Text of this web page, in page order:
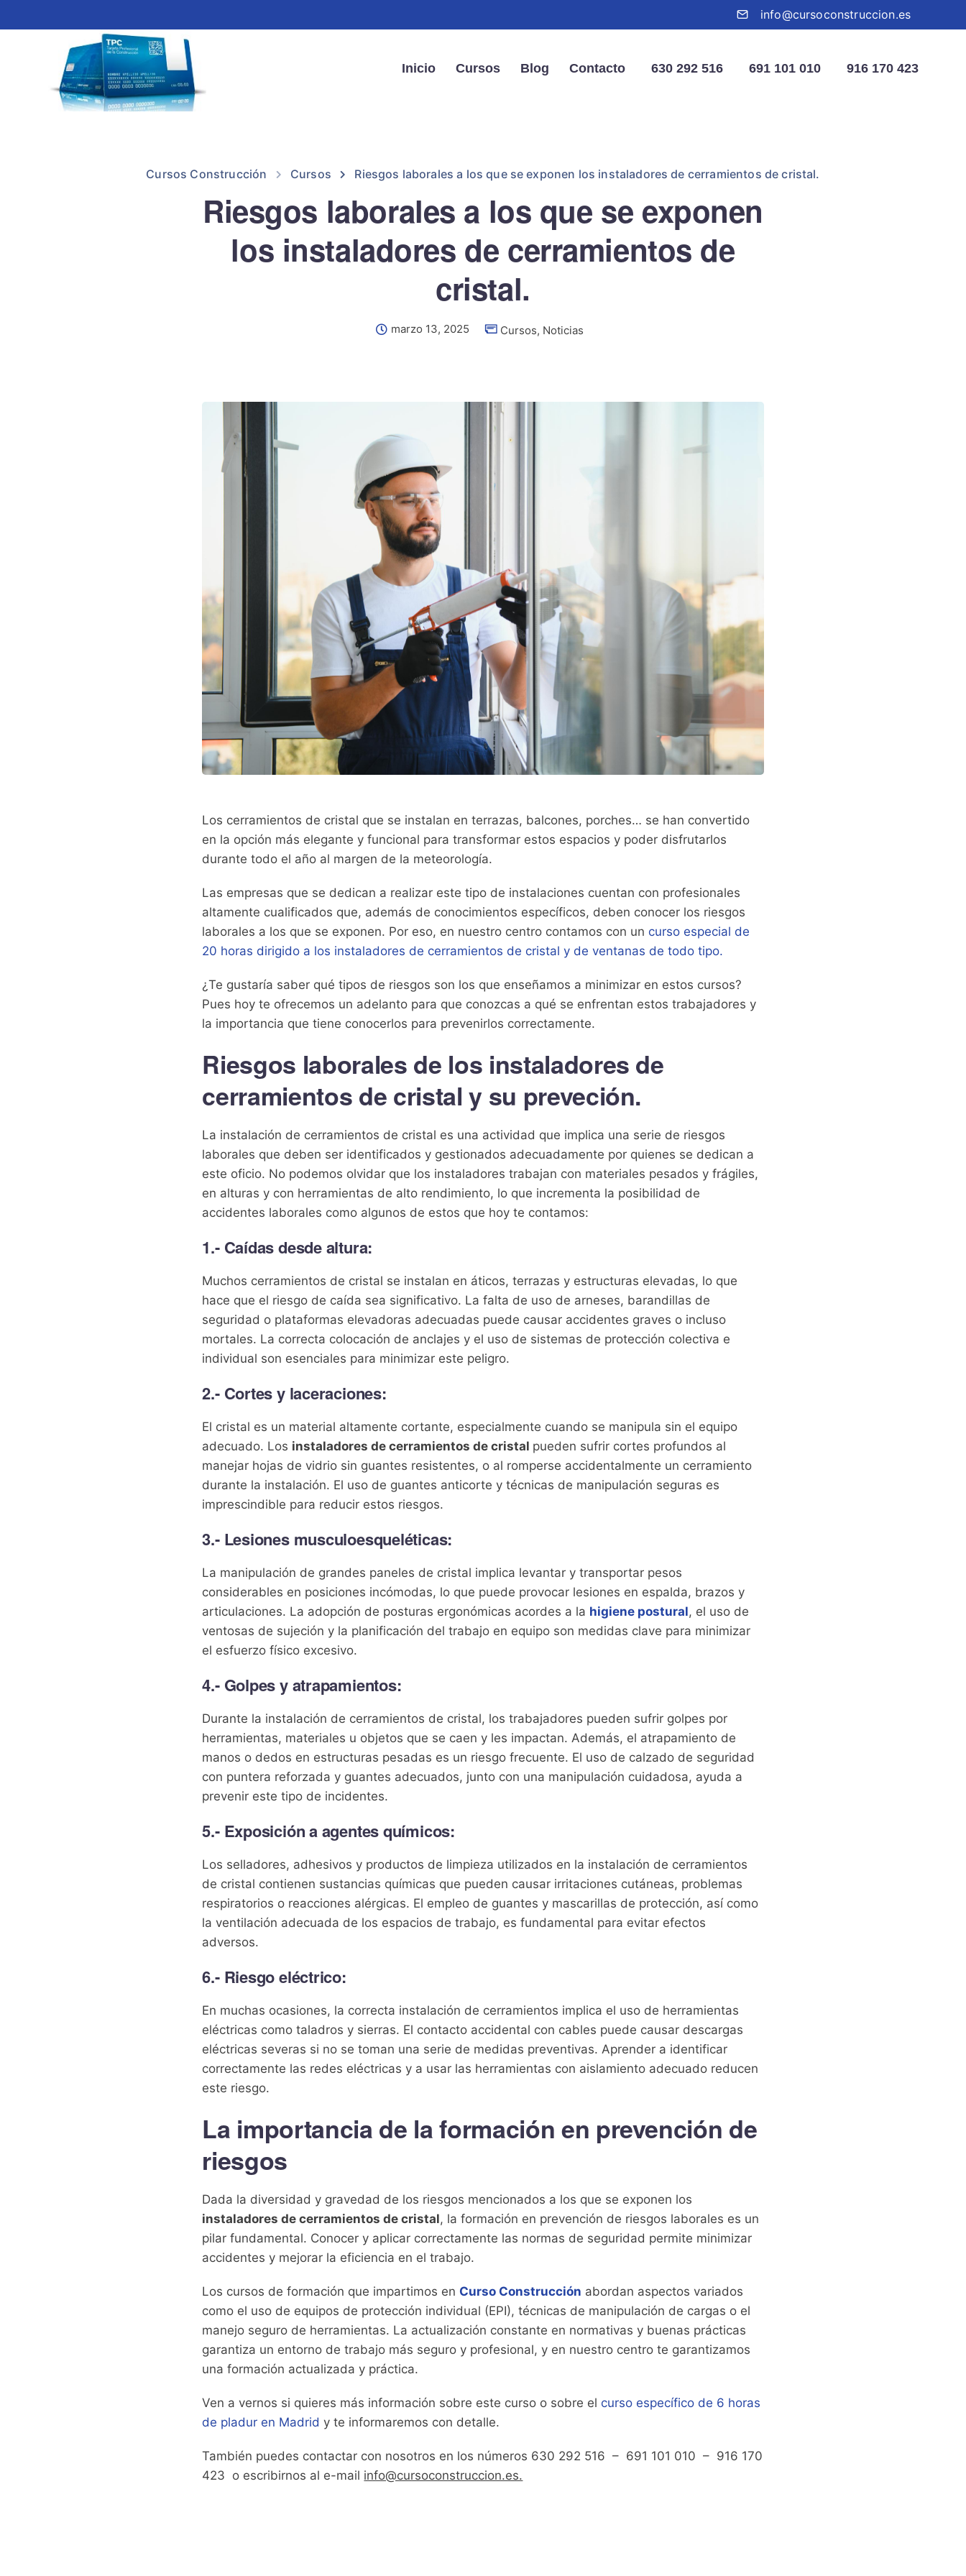
info@cursoconstruccion.es
Inicio Cursos Blog Contacto 630 292 516 691 101 010 916 170 423
Cursos Construcción Cursos Riesgos laborales a los que se exponen los instaladores de cerramientos de cristal.
Riesgos laborales a los que se exponen
los instaladores de cerramientos de
cristal.
marzo 13, 2025 Cursos, Noticias
Los cerramientos de cristal que se instalan en terrazas, balcones, porches… se han convertido
en la opción más elegante y funcional para transformar estos espacios y poder disfrutarlos
durante todo el año al margen de la meteorología.
Las empresas que se dedican a realizar este tipo de instalaciones cuentan con profesionales
altamente cualificados que, además de conocimientos específicos, deben conocer los riesgos
laborales a los que se exponen. Por eso, en nuestro centro contamos con un curso especial de
20 horas dirigido a los instaladores de cerramientos de cristal y de ventanas de todo tipo.
¿Te gustaría saber qué tipos de riesgos son los que enseñamos a minimizar en estos cursos?
Pues hoy te ofrecemos un adelanto para que conozcas a qué se enfrentan estos trabajadores y
la importancia que tiene conocerlos para prevenirlos correctamente.
Riesgos laborales de los instaladores de
cerramientos de cristal y su preveción.
La instalación de cerramientos de cristal es una actividad que implica una serie de riesgos
laborales que deben ser identificados y gestionados adecuadamente por quienes se dedican a
este oficio. No podemos olvidar que los instaladores trabajan con materiales pesados y frágiles,
en alturas y con herramientas de alto rendimiento, lo que incrementa la posibilidad de
accidentes laborales como algunos de estos que hoy te contamos:
1.- Caídas desde altura:
Muchos cerramientos de cristal se instalan en áticos, terrazas y estructuras elevadas, lo que
hace que el riesgo de caída sea significativo. La falta de uso de arneses, barandillas de
seguridad o plataformas elevadoras adecuadas puede causar accidentes graves o incluso
mortales. La correcta colocación de anclajes y el uso de sistemas de protección colectiva e
individual son esenciales para minimizar este peligro.
2.- Cortes y laceraciones:
El cristal es un material altamente cortante, especialmente cuando se manipula sin el equipo
adecuado. Los instaladores de cerramientos de cristal pueden sufrir cortes profundos al
manejar hojas de vidrio sin guantes resistentes, o al romperse accidentalmente un cerramiento
durante la instalación. El uso de guantes anticorte y técnicas de manipulación seguras es
imprescindible para reducir estos riesgos.
3.- Lesiones musculoesqueléticas:
La manipulación de grandes paneles de cristal implica levantar y transportar pesos
considerables en posiciones incómodas, lo que puede provocar lesiones en espalda, brazos y
articulaciones. La adopción de posturas ergonómicas acordes a la higiene postural, el uso de
ventosas de sujeción y la planificación del trabajo en equipo son medidas clave para minimizar
el esfuerzo físico excesivo.
4.- Golpes y atrapamientos:
Durante la instalación de cerramientos de cristal, los trabajadores pueden sufrir golpes por
herramientas, materiales u objetos que se caen y les impactan. Además, el atrapamiento de
manos o dedos en estructuras pesadas es un riesgo frecuente. El uso de calzado de seguridad
con puntera reforzada y guantes adecuados, junto con una manipulación cuidadosa, ayuda a
prevenir este tipo de incidentes.
5.- Exposición a agentes químicos:
Los selladores, adhesivos y productos de limpieza utilizados en la instalación de cerramientos
de cristal contienen sustancias químicas que pueden causar irritaciones cutáneas, problemas
respiratorios o reacciones alérgicas. El empleo de guantes y mascarillas de protección, así como
la ventilación adecuada de los espacios de trabajo, es fundamental para evitar efectos
adversos.
6.- Riesgo eléctrico:
En muchas ocasiones, la correcta instalación de cerramientos implica el uso de herramientas
eléctricas como taladros y sierras. El contacto accidental con cables puede causar descargas
eléctricas severas si no se toman una serie de medidas preventivas. Aprender a identificar
correctamente las redes eléctricas y a usar las herramientas con aislamiento adecuado reducen
este riesgo.
La importancia de la formación en prevención de
riesgos
Dada la diversidad y gravedad de los riesgos mencionados a los que se exponen los
instaladores de cerramientos de cristal, la formación en prevención de riesgos laborales es un
pilar fundamental. Conocer y aplicar correctamente las normas de seguridad permite minimizar
accidentes y mejorar la eficiencia en el trabajo.
Los cursos de formación que impartimos en Curso Construcción abordan aspectos variados
como el uso de equipos de protección individual (EPI), técnicas de manipulación de cargas o el
manejo seguro de herramientas. La actualización constante en normativas y buenas prácticas
garantiza un entorno de trabajo más seguro y profesional, y en nuestro centro te garantizamos
una formación actualizada y práctica.
Ven a vernos si quieres más información sobre este curso o sobre el curso específico de 6 horas
de pladur en Madrid y te informaremos con detalle.
También puedes contactar con nosotros en los números 630 292 516 – 691 101 010 – 916 170
423 o escribirnos al e-mail info@cursoconstruccion.es.